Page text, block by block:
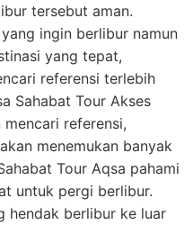
tersebut aman.
ingin berlibur namun
yang tepat,
referensi terlebih
Sahabat Tour Akses
referensi,
menemukan banyak
Tour Aqsa pahami
untuk pergi berlibur.
hendak berlibur ke luar